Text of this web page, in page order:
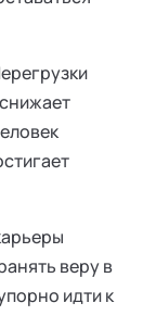
веру в
идти к